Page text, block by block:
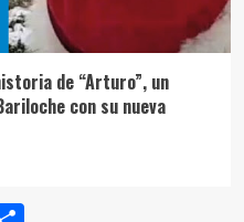
de “Arturo”, un
con su nueva